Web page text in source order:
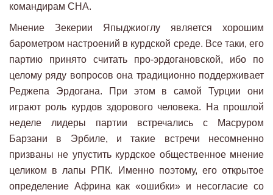
командирам СНА.
Мнение Зекерии Япыджиоглу является хорошим
барометром настроений в курдской среде. Все таки, его
партию принято считать про-эрдогановской, ибо по
целому ряду вопросов она традиционно поддерживает
Реджепа Эрдогана. При этом в самой Турции они
играют роль курдов здорового человека. На прошлой
неделе лидеры партии встречались с Масруром
Барзани в Эрбиле, и такие встречи несомненно
призваны не упустить курдское общественное мнение
целиком в лапы РПК. Именно поэтому, его открытое
определение Африна как «ошибки» и несогласие со